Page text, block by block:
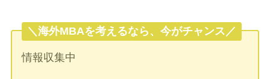
＼海外MBAを考えるなら、今がチャンス／
情報収集中